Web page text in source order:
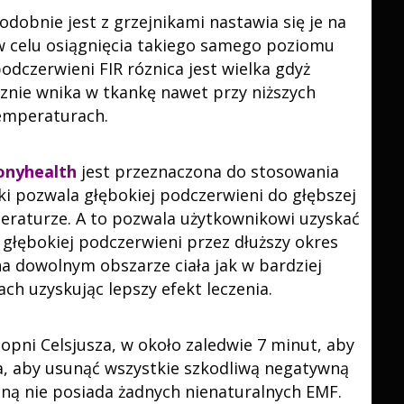
jest z grzejnikami nastawia się je na
osiągnięcia takiego samego poziomu
FIR róznica jest wielka gdyż
wnika w tkankę nawet przy niższych
jest przeznaczona do stosowania
głębokiej podczerwieni do głębszej
A to pozwala użytkownikowi uzyskać
podczerwieni przez dłuższy okres
dowolnym obszarze ciała jak w bardziej
uzyskując lepszy efekt leczenia.
Celsjusza, w około zaledwie 7 minut, aby
aby usunąć wszystkie szkodliwą negatywną
nie posiada żadnych nienaturalnych EMF.